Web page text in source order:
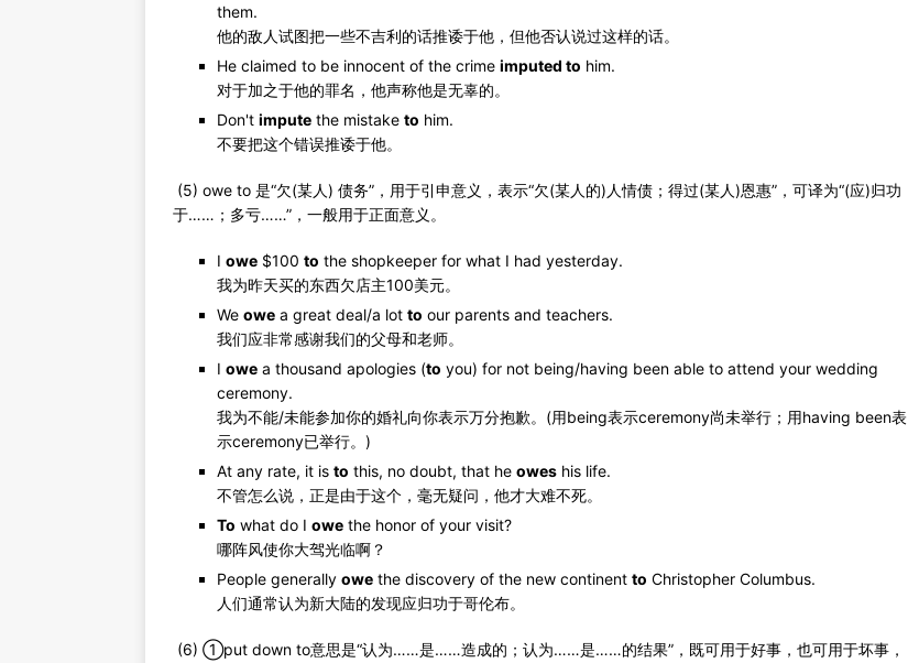
them.
他的敌人试图把一些不吉利的话推诿于他，但他否认说过这样的话。
He claimed to be innocent of the crime imputed to him.
对于加之于他的罪名，他声称他是无辜的。
Don't impute the mistake to him.
不要把这个错误推诿于他。
(5) owe to 是“欠(某人) 债务”，用于引申意义，表示“欠(某人的)人情债；得过(某人)恩惠”，可译为“(应)归功
于……；多亏……”，一般用于正面意义。
I owe $100 to the shopkeeper for what I had yesterday.
我为昨天买的东西欠店主100美元。
We owe a great deal/a lot to our parents and teachers.
我们应非常感谢我们的父母和老师。
I owe a thousand apologies (to you) for not being/having been able to attend your wedding
ceremony.
我为不能/未能参加你的婚礼向你表示万分抱歉。(用being表示ceremony尚未举行；用having been表
示ceremony已举行。)
At any rate, it is to this, no doubt, that he owes his life.
不管怎么说，正是由于这个，毫无疑问，他才大难不死。
To what do I owe the honor of your visit?
哪阵风使你大驾光临啊？
People generally owe the discovery of the new continent to Christopher Columbus.
人们通常认为新大陆的发现应归功于哥伦布。
(6) ①put down to意思是“认为……是……造成的；认为……是……的结果”，既可用于好事，也可用于坏事，